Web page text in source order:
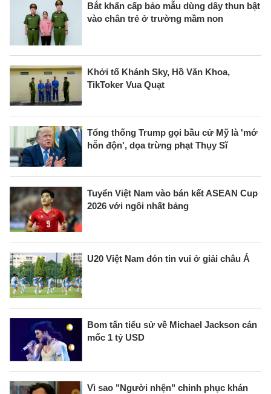
Bắt khẩn cấp bảo mẫu dùng dây thun bật
vào chân trẻ ở trường mầm non
Khởi tố Khánh Sky, Hồ Văn Khoa,
TikToker Vua Quạt
Tổng thống Trump gọi bầu cử Mỹ là 'mớ
hỗn độn', dọa trừng phạt Thụy Sĩ
Tuyển Việt Nam vào bán kết ASEAN Cup
2026 với ngôi nhất bảng
U20 Việt Nam đón tin vui ở giải châu Á
Bom tấn tiểu sử về Michael Jackson cán
mốc 1 tỷ USD
Vì sao "Người nhện" chinh phục khán